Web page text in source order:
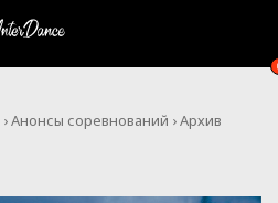
›Анонсы соревнований ›Архив